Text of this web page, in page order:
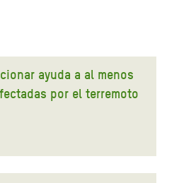
ayuda a al menos
por el terremoto